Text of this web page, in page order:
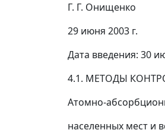
Г. Г. Онищенко
29 июня 2003 г.
Дата введения: 30
4.1. МЕТОДЫ
Атомно-
населенных мест и